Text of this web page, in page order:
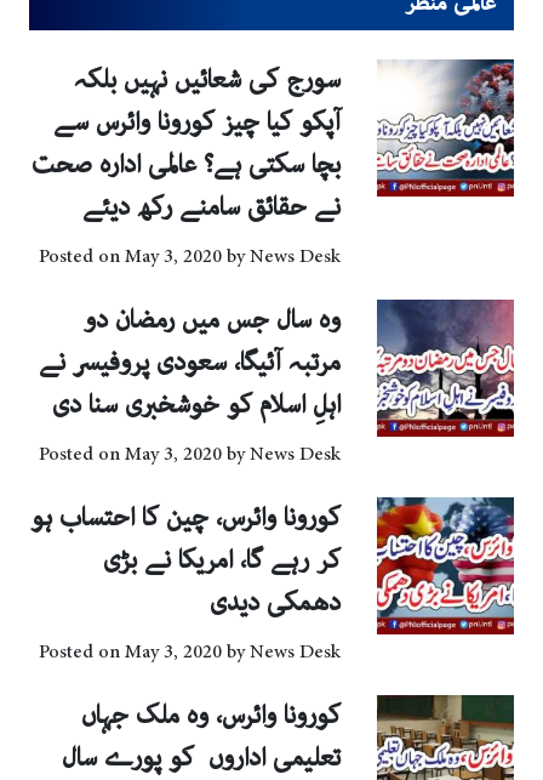
سورج کی شعائیں نہیں بلکہ
آپکو کیا چیز کورونا وائرس سے
بچا سکتی ہے؟ عالمی ادارہ صحت
نے حقائق سامنے رکھ دیئے
Posted onMay 3, 2020byNews Desk
وہ سال جس میں رمضان دو
مرتبہ آئیگا، سعودی پروفیسر نے
اہلِ اسلام کو خوشخبری سنا دی
Posted onMay 3, 2020byNews Desk
کورونا وائرس، چین کا احتساب ہو
کر رہے گا، امریکا نے بڑی
دھمکی دیدی
Posted onMay 3, 2020byNews Desk
کورونا وائرس، وہ ملک جہاں
تعلیمی اداروں کو پورے سال